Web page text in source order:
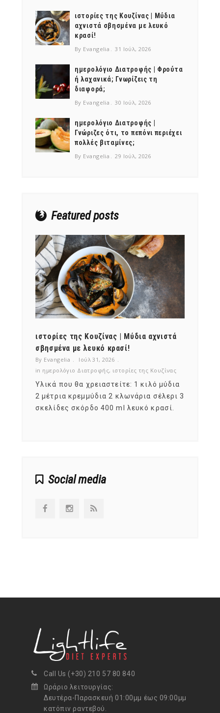
ιστορίες της Κουζίνας | Μύδια
αχνιστά σβησμένα με λευκό
κρασί!
By Evangelia 31 Ιούλ, 2026
ημερολόγιο Διατροφής | Φρούτα
ή λαχανικά; Γνωρίζεις τη
διαφορά;
By Evangelia 30 Ιούλ, 2026
ημερολόγιο Διατροφής |
Γνώριζες ότι, το πεπόνι περιέχει
πολλές βιταμίνες;
By Evangelia 29 Ιούλ, 2026
Featured posts
ιστορίες της Κουζίνας | Μύδια αχνιστά
σβησμένα με λευκό κρασί!
By Evangelia
Ιούλ 31, 2026
in ημερολόγιο Διατροφής, ιστορίες της Κουζίνας
Υλικά που θα χρειαστείτε: 1 κιλό μύδια
2 μέτρια κρεμμύδια 2 κλωνάρια σέλερι 3
σκελίδες σκόρδο 400 ml λευκό κρασί.
Social media
Call Us (+30) 210 57 80 840
Ωράριο λειτουργίας:
Δευτέρα-Παρασκευή 01:00μμ έως 09:00μμ
κατόπιν ραντεβού.